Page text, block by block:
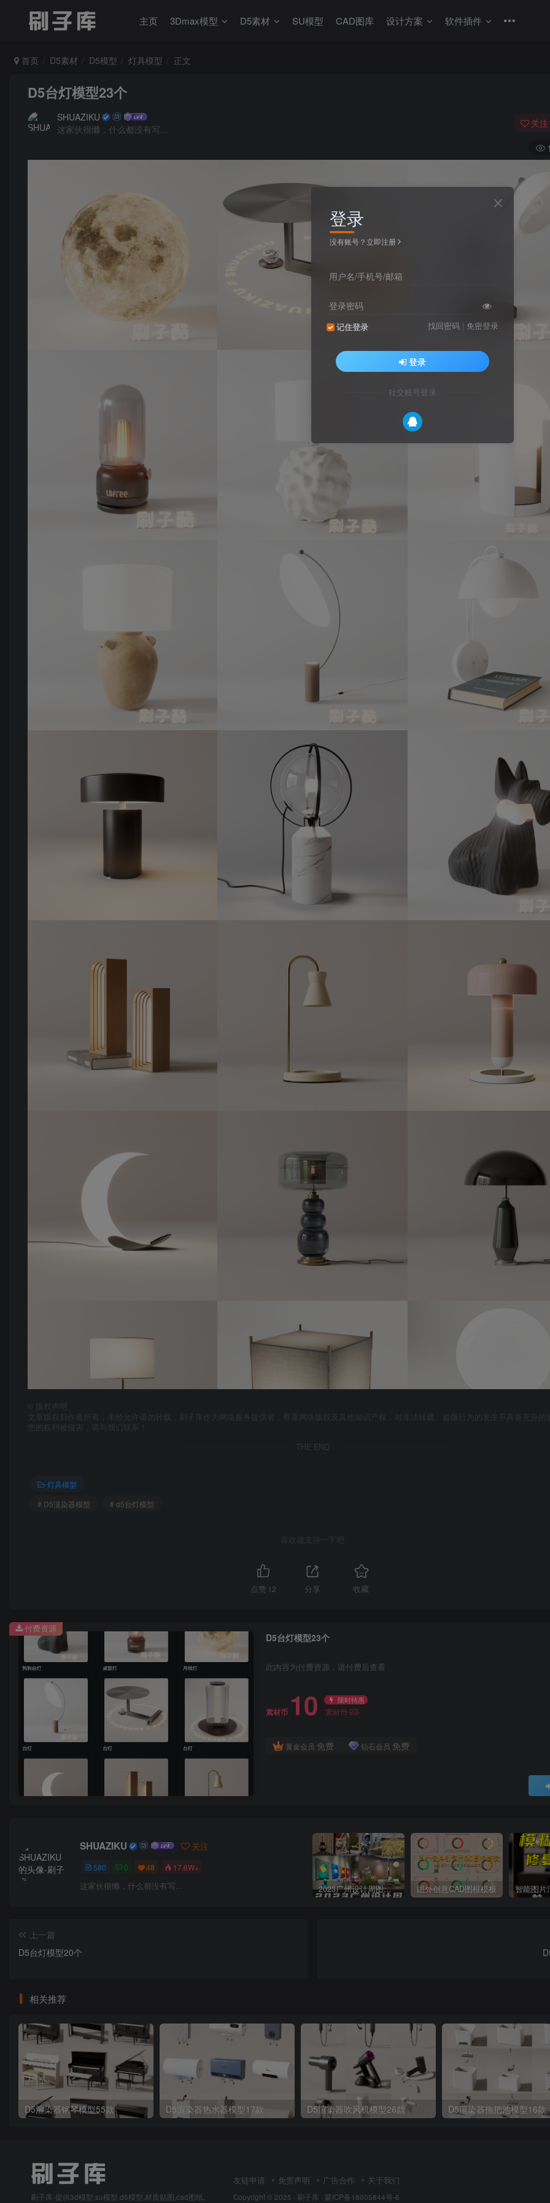
主页 3Dmax模型 D5素材 SU模型 CAD图库 设计方案 软件插件
首页 D5素材 D5模型 灯具模型 正文
D5台灯模型23个
SHUAZIKU
这家伙很懒，什么都没有写...
关注
版权声明
文章版权归作者所有，未经允许请勿转载，刷子库作为网络服务提供者，尊重网络版权及其他知识产权，对非法转载、盗版行为的发生不具备充分的
您的权利被侵害，请与我们联系！
THE END
灯具模型
# D5渲染器模型
# d5台灯模型
喜欢就支持一下吧
点赞 12 分享 收藏
D5台灯模型23个
此内容为付费资源，请付费后查看
素材币 10 限时特惠
素材币23
黄金会员 免费 钻石会员 免费
付费资源
SHUAZIKU 关注
580 0 48 17.6W+
这家伙很懒，什么都没有写... 2023广州设计周图集更新至8000多张高清图+联系方式 国外创意CAD图框模板
上一篇
D5台灯模型20个
相关推荐
D5渲染器钢琴模型55款 D5渲染器热水器模型17款 D5渲染器吹风机模型26款 D5渲染器拖把池模型16款
刷子库-提供3d模型,su模型,d5模型,材质贴图,cad图纸,
友链申请 免责声明 广告合作 关于我们
Copyright © 2025 · 刷子库 · 蒙ICP备18005844号-6
登录
没有账号？立即注册
用户名/手机号/邮箱
登录密码
记住登录 找回密码 | 免密登录
登录
社交账号登录